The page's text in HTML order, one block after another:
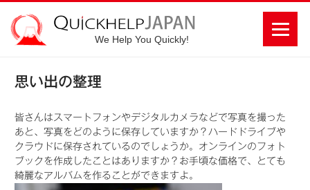
We Help You Quickly!
思い出の整理
皆さんはスマートフォンやデジタルカメラなどで写真を撮った
あと、写真をどのように保存していますか？ハードドライブや
クラウドに保存されているのでしょうか。オンラインのフォト
ブックを作成したことはありますか？お手頃な価格で、とても
綺麗なアルバムを作ることができますよ。